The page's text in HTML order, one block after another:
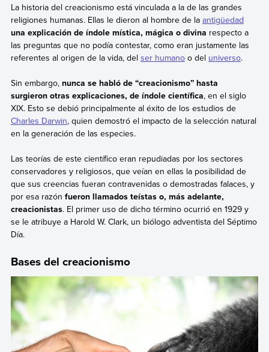
La historia del creacionismo está vinculada a la de las grandes
religiones humanas. Ellas le dieron al hombre de la antigüedad
una explicación de índole mística, mágica o divina respecto a
las preguntas que no podía contestar, como eran justamente las
referentes al origen de la vida, del ser humanoo del universo.
Sin embargo, nunca se habló de “creacionismo” hasta
surgieron otras explicaciones, de índole científica, en el siglo
XIX. Esto se debió principalmente al éxito de los estudios de
Charles Darwin, quien demostró el impacto de la selección natural
en la generación de las especies.
Las teorías de este científico eran repudiadas por los sectores
conservadores y religiosos, que veían en ellas la posibilidad de
que sus creencias fueran contravenidas o demostradas falaces, y
por esa razón fueron llamados teístas o, más adelante,
creacionistas. El primer uso de dicho término ocurrió en 1929 y
se le atribuye a Harold W. Clark, un biólogo adventista del Séptimo
Día.
Bases del creacionismo